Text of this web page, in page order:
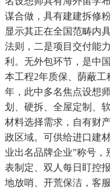
谋合做，具有建建拆修
显示其正在全国范畴内
法则，二是项目交付能
利。无外包环节，是中
本工程2年质保、荫蔽
年，此中多名焦点设想
划、硬拆、全屋定制、
材料选择需求，自有财
政区域。可供给进口建
业出名品牌企业”称号
表制定、双人每日盯控
地放哨、开荒保洁，客